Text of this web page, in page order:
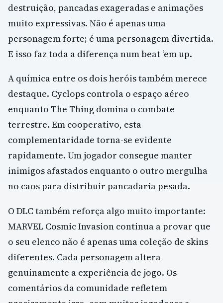
destruição, pancadas exageradas e animações
muito expressivas. Não é apenas uma
personagem forte; é uma personagem divertida.
E isso faz toda a diferença num beat ‘em up.
A química entre os dois heróis também merece
destaque. Cyclops controla o espaço aéreo
enquanto The Thing domina o combate
terrestre. Em cooperativo, esta
complementaridade torna-se evidente
rapidamente. Um jogador consegue manter
inimigos afastados enquanto o outro mergulha
no caos para distribuir pancadaria pesada.
O DLC também reforça algo muito importante:
MARVEL Cosmic Invasion continua a provar que
o seu elenco não é apenas uma coleção de skins
diferentes. Cada personagem altera
genuinamente a experiência de jogo. Os
comentários da comunidade refletem